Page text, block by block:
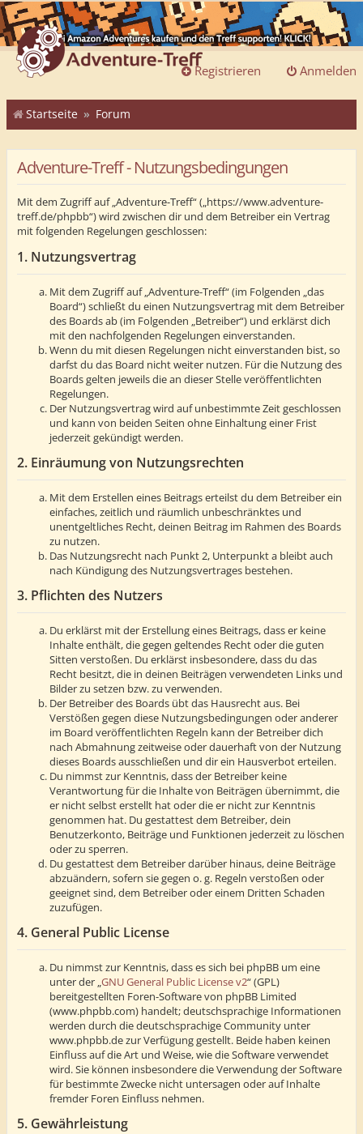
Anmelden
Registrieren
Startseite Forum
Adventure-Treff - Nutzungsbedingungen
Mit dem Zugriff auf „Adventure-Treff“ („https://www.adventure-
treff.de/phpbb“) wird zwischen dir und dem Betreiber ein Vertrag
mit folgenden Regelungen geschlossen:
1. Nutzungsvertrag
Mit dem Zugriff auf „Adventure-Treff“ (im Folgenden „das
Board“) schließt du einen Nutzungsvertrag mit dem Betreiber
des Boards ab (im Folgenden „Betreiber“) und erklärst dich
mit den nachfolgenden Regelungen einverstanden.
Wenn du mit diesen Regelungen nicht einverstanden bist, so
darfst du das Board nicht weiter nutzen. Für die Nutzung des
Boards gelten jeweils die an dieser Stelle veröffentlichten
Regelungen.
Der Nutzungsvertrag wird auf unbestimmte Zeit geschlossen
und kann von beiden Seiten ohne Einhaltung einer Frist
jederzeit gekündigt werden.
2. Einräumung von Nutzungsrechten
Mit dem Erstellen eines Beitrags erteilst du dem Betreiber ein
einfaches, zeitlich und räumlich unbeschränktes und
unentgeltliches Recht, deinen Beitrag im Rahmen des Boards
zu nutzen.
Das Nutzungsrecht nach Punkt 2, Unterpunkt a bleibt auch
nach Kündigung des Nutzungsvertrages bestehen.
3. Pflichten des Nutzers
Du erklärst mit der Erstellung eines Beitrags, dass er keine
Inhalte enthält, die gegen geltendes Recht oder die guten
Sitten verstoßen. Du erklärst insbesondere, dass du das
Recht besitzt, die in deinen Beiträgen verwendeten Links und
Bilder zu setzen bzw. zu verwenden.
Der Betreiber des Boards übt das Hausrecht aus. Bei
Verstößen gegen diese Nutzungsbedingungen oder anderer
im Board veröffentlichten Regeln kann der Betreiber dich
nach Abmahnung zeitweise oder dauerhaft von der Nutzung
dieses Boards ausschließen und dir ein Hausverbot erteilen.
Du nimmst zur Kenntnis, dass der Betreiber keine
Verantwortung für die Inhalte von Beiträgen übernimmt, die
er nicht selbst erstellt hat oder die er nicht zur Kenntnis
genommen hat. Du gestattest dem Betreiber, dein
Benutzerkonto, Beiträge und Funktionen jederzeit zu löschen
oder zu sperren.
Du gestattest dem Betreiber darüber hinaus, deine Beiträge
abzuändern, sofern sie gegen o. g. Regeln verstoßen oder
geeignet sind, dem Betreiber oder einem Dritten Schaden
zuzufügen.
4. General Public License
Du nimmst zur Kenntnis, dass es sich bei phpBB um eine
unter der „GNU General Public License v2“ (GPL)
bereitgestellten Foren-Software von phpBB Limited
(www.phpbb.com) handelt; deutschsprachige Informationen
werden durch die deutschsprachige Community unter
www.phpbb.de zur Verfügung gestellt. Beide haben keinen
Einfluss auf die Art und Weise, wie die Software verwendet
wird. Sie können insbesondere die Verwendung der Software
für bestimmte Zwecke nicht untersagen oder auf Inhalte
fremder Foren Einfluss nehmen.
5. Gewährleistung